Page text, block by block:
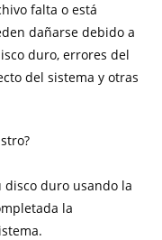
falta o está
dañarse debido a
duro, errores del
del sistema y otras
disco duro usando la
la